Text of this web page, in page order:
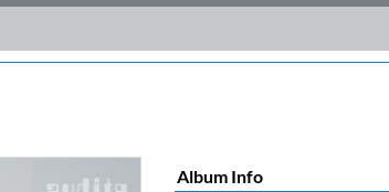
Album Info